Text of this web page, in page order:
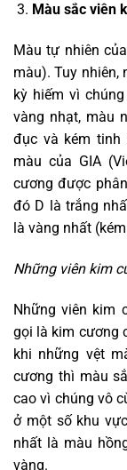
Màu sắc viên
Màu tự nhiên
màu). Tuy nhiên,
kỳ hiếm vì
vàng nhạt, màu
đục và kém tinh
màu của GIA
cương được
đó D là trắng
là vàng nhất
Những viên kim
Những viên kim
gọi là kim cương
khi những vệt
cương thì màu
cao vì chúng vô
ở một số khu
nhất là màu
vàng.